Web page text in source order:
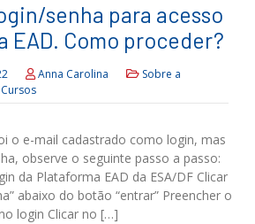
senha para acesso
EAD. Como proceder?
Anna Carolina
Sobre a
o e-mail cadastrado como login, mas
observe o seguinte passo a passo:
da Plataforma EAD da ESA/DF Clicar
abaixo do botão “entrar” Preencher o
login Clicar no […]